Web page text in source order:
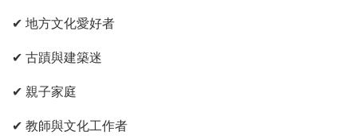
✔ 地方文化愛好者
✔ 古蹟與建築迷
✔ 親子家庭
✔ 教師與文化工作者